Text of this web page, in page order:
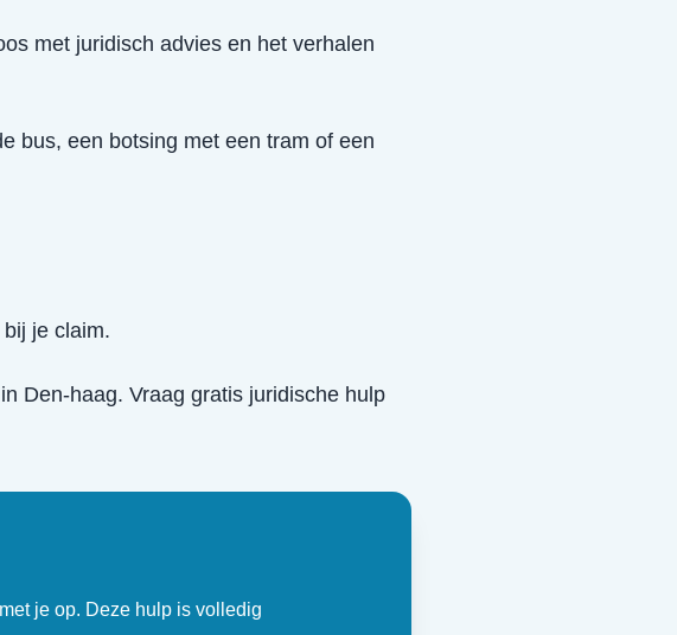
met juridisch advies en het verhalen
bus, een botsing met een tram of een
je claim.
in Den-haag. Vraag gratis juridische hulp
je op. Deze hulp is volledig